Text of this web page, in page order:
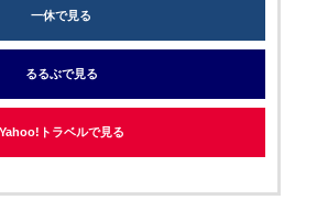
一休で見る
るるぶで見る
Yahoo!トラベルで見る